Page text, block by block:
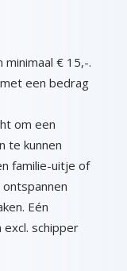
€ 15,-.
een bedrag
om een
te kunnen
familie-uitje of
Eén
excl. schipper